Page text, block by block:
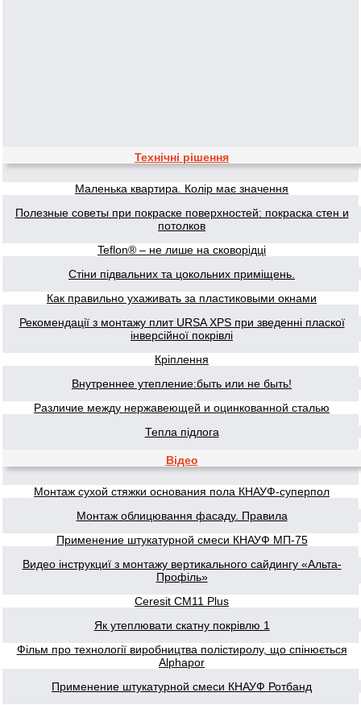
Технічні рішення
Маленька квартира. Колір має значення
Полезные советы при покраске поверхностей: покраска стен и
потолков
Teflon® – не лише на сковорідці
Стіни підвальних та цокольних приміщень.
Как правильно ухаживать за пластиковыми окнами
Рекомендації з монтажу плит URSA XPS при зведенні пласкої
інверсійної покрівлі
Кріплення
Внутреннее утепление:быть или не быть!
Различие между нержавеющей и оцинкованной сталью
Тепла підлога
Відео
Монтаж сухой стяжки основания пола КНАУФ-суперпол
Монтаж облицювання фасаду. Правила
Применение штукатурной смеси КНАУФ МП-75
Видео інструкциї з монтажу вертикального сайдингу «Альта-
Профіль»
Ceresit CM11 Plus
Як утеплювати скатну покрівлю 1
Фільм про технології виробництва полістиролу, що спінюється
Alphapor
Применение штукатурной смеси КНАУФ Ротбанд